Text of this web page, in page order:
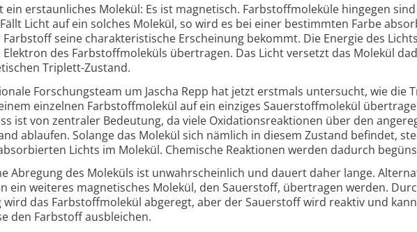
ein erstaunliches Molekül: Es ist magnetisch. Farbstoff­moleküle hingegen
Licht auf ein solches Molekül, so wird es bei einer bestimmten Farbe
seine charak­te­ris­tische Erscheinung bekommt. Die Energie des
Elektron des Farbstoff­moleküls übertragen. Das Licht versetzt das Molekül
Triplett-Zustand.
Forschungs­team um Jascha Repp hat jetzt erstmals unter­sucht, wie die
einzelnen Farbstoff­molekül auf ein einziges Sauerstoff­molekül
ist von zentraler Bedeutung, da viele Oxidations­reaktionen über den
ablaufen. Solange das Molekül sich nämlich in diesem Zustand befindet,
Lichts im Molekül. Chemische Reaktionen werden dadurch
Abregung des Moleküls ist unwahr­schein­lich und dauert daher lange.
ein weiteres magnetisches Molekül, den Sauerstoff, über­tragen werden.
das Farbstoff­molekül abgeregt, aber der Sauerstoff wird reaktiv und kann
den Farbstoff ausbleichen.